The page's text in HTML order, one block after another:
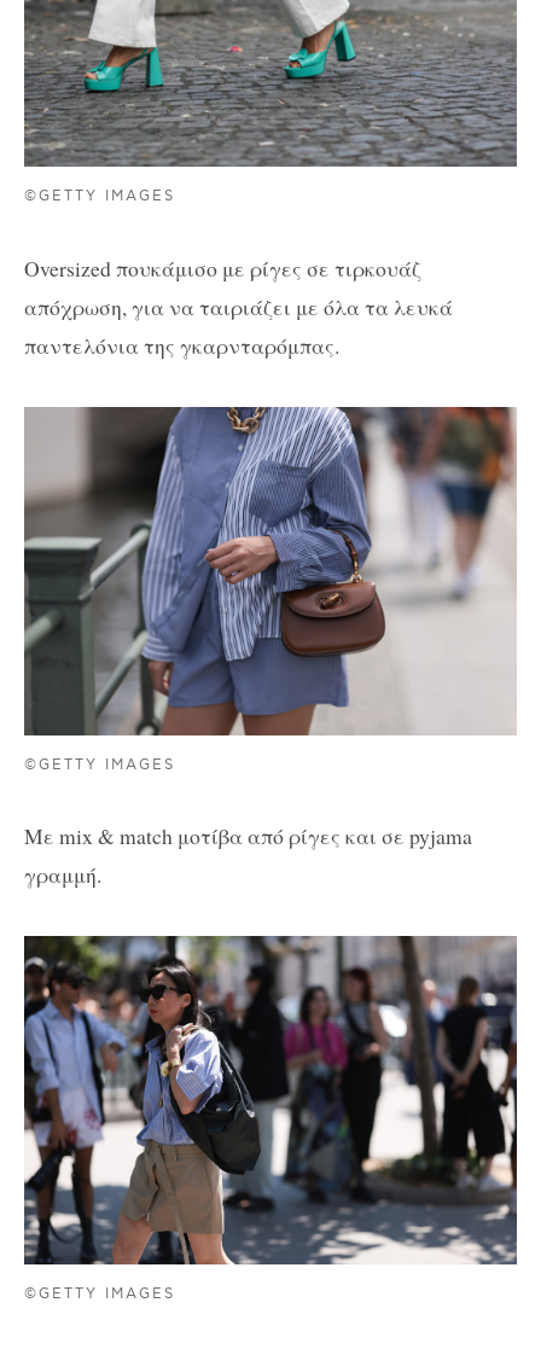
©GETTY IMAGES
Oversized πουκάμισο με ρίγες σε τιρκουάζ
απόχρωση, για να ταιριάζει με όλα τα λευκά
παντελόνια της γκαρνταρόμπας.
©GETTY IMAGES
Με mix & match μοτίβα από ρίγες και σε pyjama
γραμμή.
©GETTY IMAGES